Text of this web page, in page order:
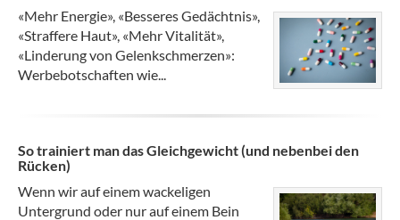
«Mehr Energie», «Besseres Gedächtnis»,
«Straffere Haut», «Mehr Vitalität»,
«Linderung von Gelenkschmerzen»:
Werbebotschaften wie...
So trainiert man das Gleichgewicht (und nebenbei den
Rücken)
Wenn wir auf einem wackeligen
Untergrund oder nur auf einem Bein